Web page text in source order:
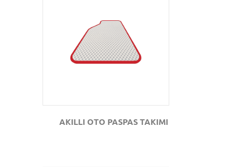
GÖZAT
AKILLI OTO PASPAS TAKIMI